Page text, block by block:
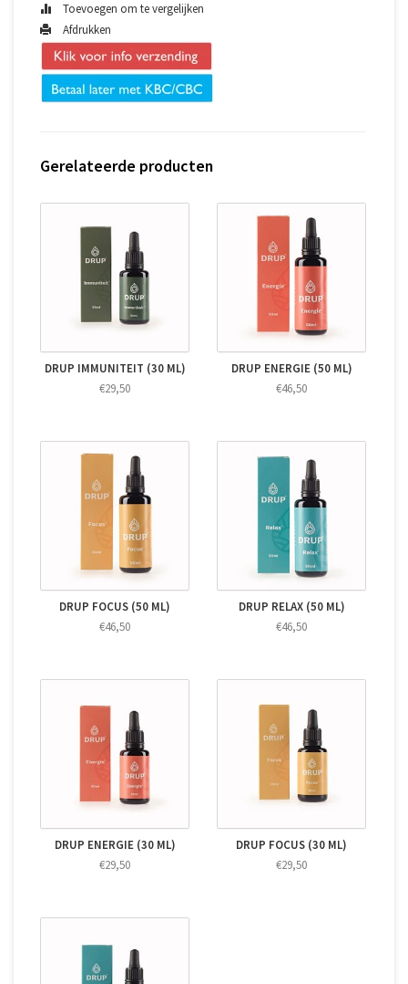
Toevoegen om te vergelijken
Afdrukken
Gerelateerde producten
DRUP IMMUNITEIT (30 ML)
€29,50
DRUP ENERGIE (50 ML)
€46,50
DRUP FOCUS (50 ML)
€46,50
DRUP RELAX (50 ML)
€46,50
DRUP ENERGIE (30 ML)
€29,50
DRUP FOCUS (30 ML)
€29,50